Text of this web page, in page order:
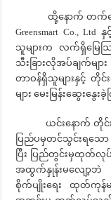
ထို့နောက် တက်ရောက်လ
Greensmart Co., Ltd
သူများက လက်ရှိမြေ
သီးခြားလိုအပ်ချက်မျ
တာဝန်ရှိသူများနှင့် တို
များ မေးမြန်းဆွေးနွေ
ယင်းနောက် တိုင်းဒေ
ပြည်ပမှတင်သွင်းရသေ
ပြီး ပြည်တွင်းမှထုတ်လု
အထွက်နှုန်းမလျော့ဘဲ
စိုက်ပျိုးရေး ထုတ်ကုန်